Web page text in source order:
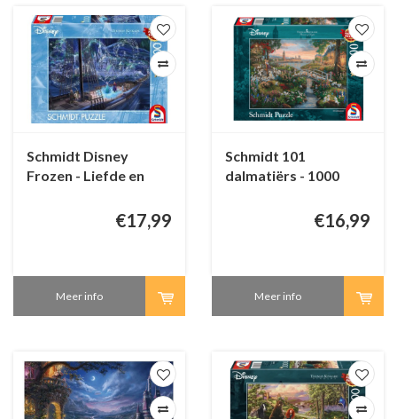
Schmidt Disney
Frozen - Liefde en
Kinkade - 1000€17,99
Meer info
Schmidt 101
dalmatiërs - 1000
€16,99
Meer info